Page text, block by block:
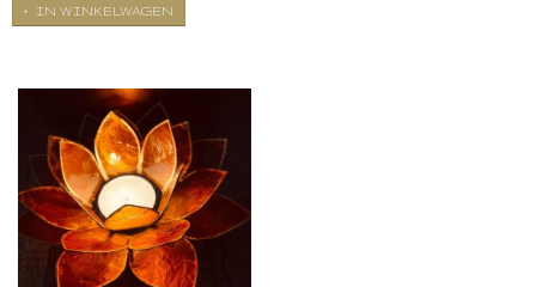
IN WINKELWAGEN